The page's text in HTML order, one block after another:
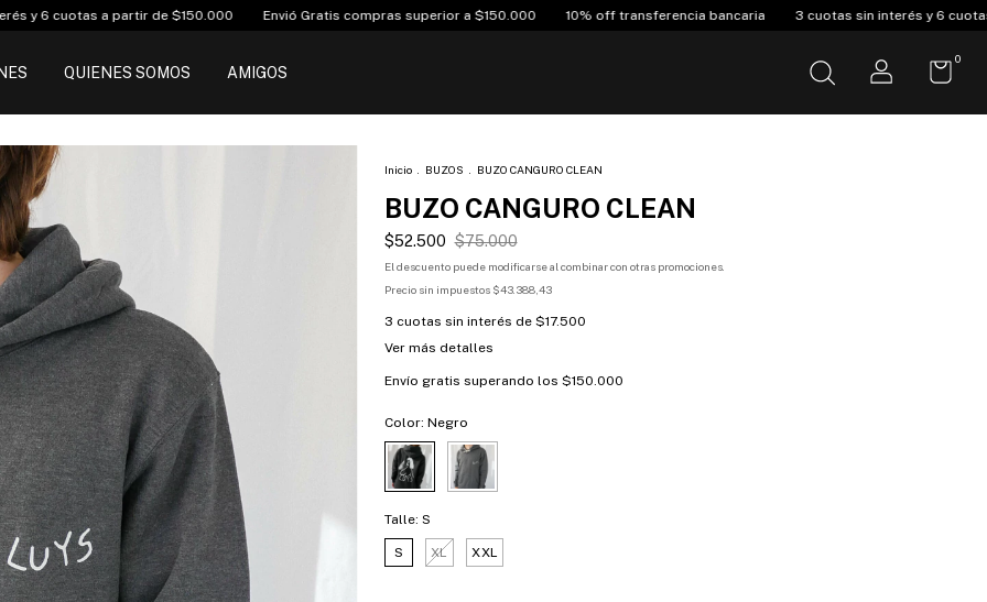
Envió Gratis compras superior a $150.000 10% off transferencia bancaria 3 cuotas sin interés y 6 cuotas a partir de $150.000
QUIENES SOMOS AMIGOS
0
Inicio BUZOS BUZO CANGURO CLEAN
BUZO CANGURO CLEAN
$52.500 $75.000
El descuento puede modificarse al combinar con otras promociones.
Precio sin impuestos $43.388,43
3 cuotas sin interés de $17.500
Ver más detalles
Envío gratis superando los $150.000
Color: Negro
Talle: S
S XL XXL